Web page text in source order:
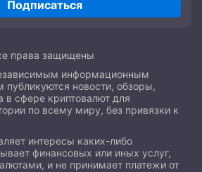
Подписаться
права защищены
информационным
публикуются новости, обзоры,
в сфере криптовалют для
по всему миру, без привязки к
интересы каких-либо
финансовых или иных услуг,
и не принимает платежи от